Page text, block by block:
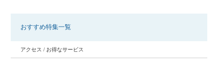
おすすめ特集一覧
アクセス / お得なサービス